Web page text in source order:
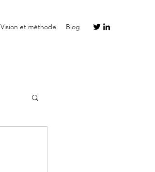
Vision et méthode Blog